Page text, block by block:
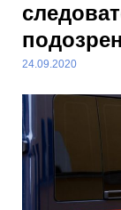
24.09.2020